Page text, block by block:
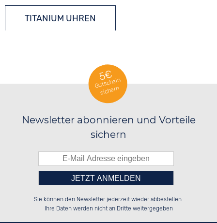
TITANIUM UHREN
5€
Gutschein
sichern
Newsletter abonnieren und Vorteile
sichern
██░░░░░░██░░██░░██░░░░░░░░░░██░░
██████░░██████░░██████░░░░████░░
░░░░██░░░░░░██░░░░░░██░░░░░░██░░
Bitte tragen Sie die Zahl in
das nebenstehende Feld ein.
Sie können den Newsletter jederzeit wieder abbestellen.
Ihre Daten werden nicht an Dritte weitergegeben